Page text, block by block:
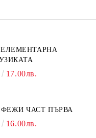
17.00лв.
ЧАСТ ПЪРВА
16.00лв.